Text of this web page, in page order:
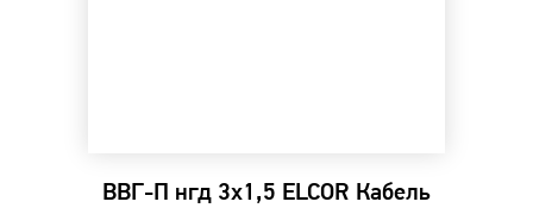
ВВГ-П нгд 3х1,5 ELCOR Кабель